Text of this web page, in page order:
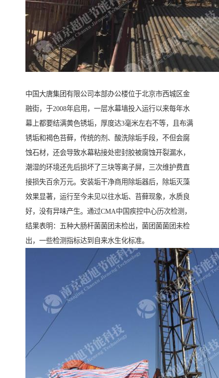
中国大唐集团有限公司本部办公楼位于北京市西城区金
融街，于2008年启用，一层水幕墙投入运行以来每年水
幕上都要结满黄色锈垢，厚度达3毫米左右不等，且布满
锈垢和褐色苔藓，传统的剂、酸洗除垢手段，不但会腐
蚀石材，还会导致水幕粘接处密封胶被腐蚀开裂漏水，
潮湿的环境还先后损坏了三块等离子屏，三次维护费直
接损失百余万元。安装垢干净商用除垢器后，除垢灭藻
效果显著，运行至今未见以往水垢、苔藓现象，水质良
好，没有异味产生。通过CMA中国疾控中心历次检测，
结果表明：五种大肠杆菌菌团未检出，菌团菌菌团未检
出，一些检测指标达到自来水生化标准。